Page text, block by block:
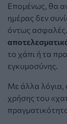
Επομένως, θα
ημέρας δεν
όντως ασφαλές.
το χάπι ή τα
εγκυμοσύνης.
Με άλλα λόγια,
χρήσης του